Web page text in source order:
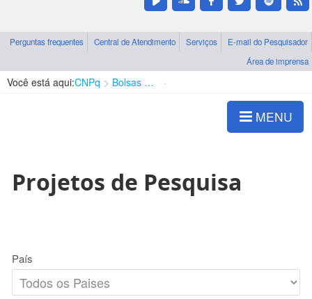
Perguntas frequentes Central de Atendimento Serviços
E-mail do Pesquisador
Área de imprensa
Você está aqui:CNPq Bolsas e Auxílios Vigentes
MENU
Projetos de Pesquisa
País